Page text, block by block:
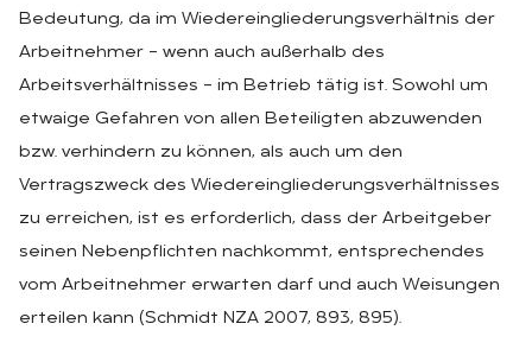
Bedeutung, da im Wiedereingliederungsverhältnis der
Arbeitnehmer – wenn auch außerhalb des
Arbeitsverhältnisses – im Betrieb tätig ist. Sowohl um
etwaige Gefahren von allen Beteiligten abzuwenden
bzw. verhindern zu können, als auch um den
Vertragszweck des Wiedereingliederungsverhältnisses
zu erreichen, ist es erforderlich, dass der Arbeitgeber
seinen Nebenpflichten nachkommt, entsprechendes
vom Arbeitnehmer erwarten darf und auch Weisungen
erteilen kann (Schmidt NZA 2007, 893, 895).